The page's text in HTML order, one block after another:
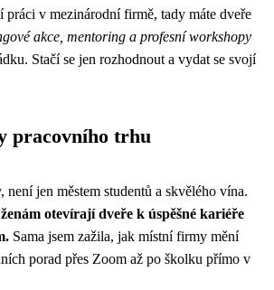
práci v mezinárodní firmě, tady máte dveře
akce, mentoring a profesní workshopy
Stačí se jen rozhodnout a vydat se svojí
pracovního trhu
jen městem studentů a skvělého vína.
otevírají dveře k úspěšné kariéře
Sama jsem zažila, jak místní firmy mění
porad přes Zoom až po školku přímo v